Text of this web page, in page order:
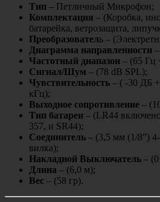
Тип – Петличный Микрофон;
Комплектация – (Коробка,
батарейка, ветрозащита,
Преобразователь –
Диаграмма направленности
Частотный диапазон – (65 Гц
Сигнал/Шум – (78 dB SPL);
Чувствительность – ( -30 ДБ
кГц);
Выходное сопротивление –
Тип батареи – (LR44
357, и SR44);
Соединитель – (3,5 мм (1/8”)
вилка);
Накладной Выключатель –
Длина – (6,0 м);
Вес – (58 гр).